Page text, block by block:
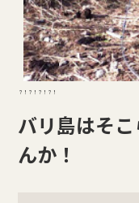
？！？！？！？！
バリ島はそ
んか！